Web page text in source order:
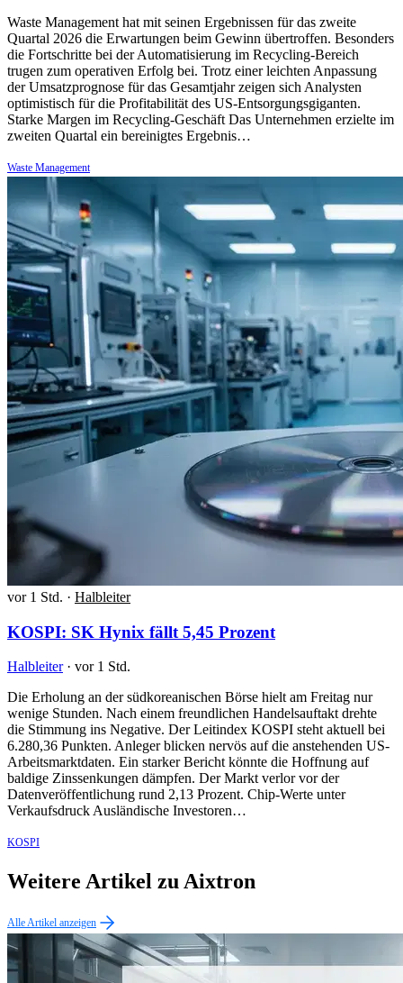
Waste Management hat mit seinen Ergebnissen für das zweite
Quartal 2026 die Erwartungen beim Gewinn übertroffen. Besonders
die Fortschritte bei der Automatisierung im Recycling-Bereich
trugen zum operativen Erfolg bei. Trotz einer leichten Anpassung
der Umsatzprognose für das Gesamtjahr zeigen sich Analysten
optimistisch für die Profitabilität des US-Entsorgungsgiganten.
Starke Margen im Recycling-Geschäft Das Unternehmen erzielte im
zweiten Quartal ein bereinigtes Ergebnis…
Waste Management
vor 1 Std. · Halbleiter
KOSPI: SK Hynix fällt 5,45 Prozent
Halbleiter · vor 1 Std.
Die Erholung an der südkoreanischen Börse hielt am Freitag nur
wenige Stunden. Nach einem freundlichen Handelsauftakt drehte
die Stimmung ins Negative. Der Leitindex KOSPI steht aktuell bei
6.280,36 Punkten. Anleger blicken nervös auf die anstehenden US-
Arbeitsmarktdaten. Ein starker Bericht könnte die Hoffnung auf
baldige Zinssenkungen dämpfen. Der Markt verlor vor der
Datenveröffentlichung rund 2,13 Prozent. Chip-Werte unter
Verkaufsdruck Ausländische Investoren…
KOSPI
Weitere Artikel zu Aixtron
Alle Artikel anzeigen